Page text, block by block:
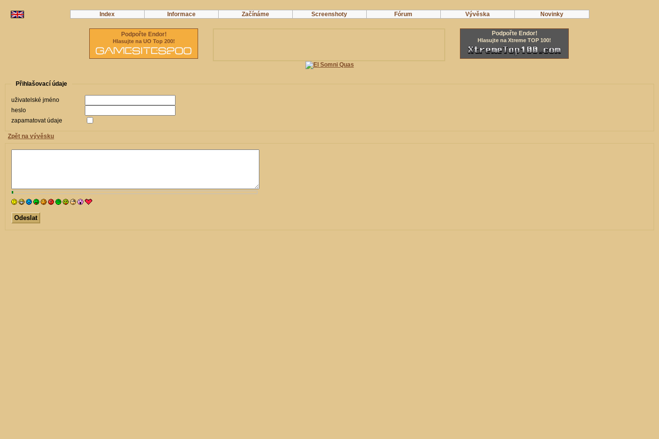
Index Informace Začínáme Screenshoty Fórum Vývěska Novinky
Podpořte Endor!
Hlasujte na UO Top 200!
Podpořte Endor!
Hlasujte na Xtreme TOP 100!
Přihlašovací údaje
uživatelské jméno
heslo
zapamatovat údaje
Zpět na vývěsku